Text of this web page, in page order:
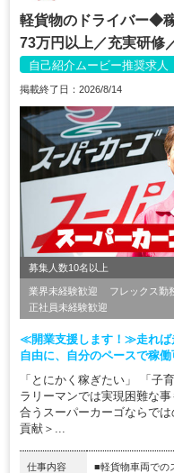
軽貨物のドライバー◆
73万円以上／充実研修
自己紹介ムービー推奨求人
掲載終了日：2026/8/14
募集人数10名以上
業界未経験歓迎 フレックス勤
正社員未経験歓迎
≪開業支援します！≫走れば
自由に、自分のペースで稼働
「とにかく稼ぎたい」 「子
ラリーマンでは実現困難な
合うスーパーカーゴならで
貢献＞...
仕事内容 ■軽貨物車両での